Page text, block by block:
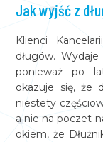
Jak wyjść z
Klienci
długów.
ponieważ po
okazuje się, że
niestety
a nie na poczet
okiem, że